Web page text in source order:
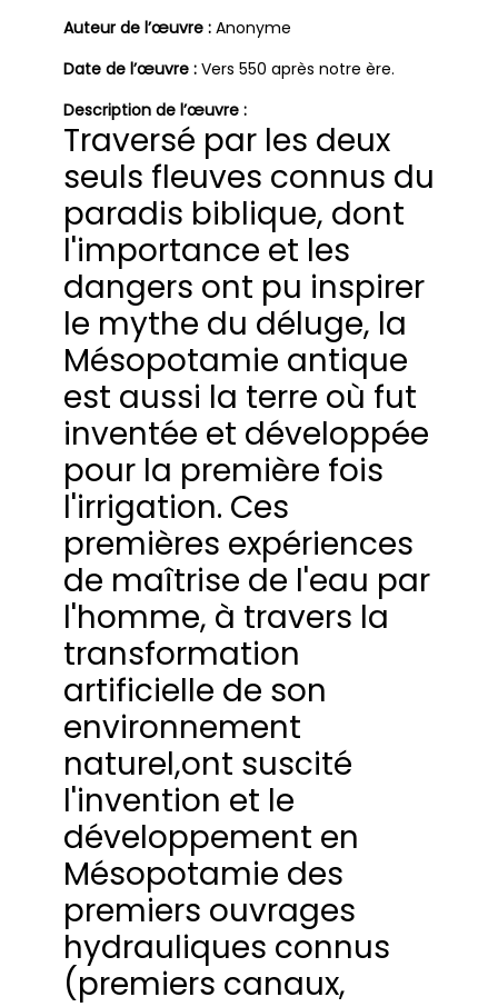
Auteur de l’œuvre : Anonyme
Date de l’œuvre : Vers 550 après notre ère.
Description de l’œuvre :
Traversé par les deux
seuls fleuves connus du
paradis biblique, dont
l'importance et les
dangers ont pu inspirer
le mythe du déluge, la
Mésopotamie antique
est aussi la terre où fut
inventée et développée
pour la première fois
l'irrigation. Ces
premières expériences
de maîtrise de l'eau par
l'homme, à travers la
transformation
artificielle de son
environnement
naturel,ont suscité
l'invention et le
développement en
Mésopotamie des
premiers ouvrages
hydrauliques connus
(premiers canaux,